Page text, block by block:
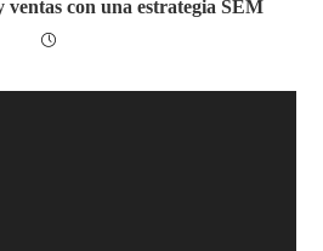
con una estrategia SEM